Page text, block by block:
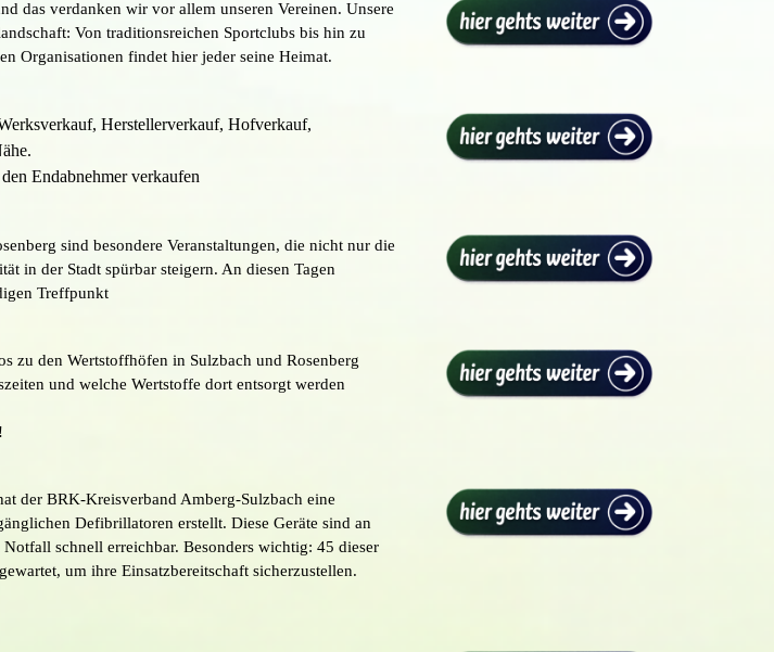
das verdanken wir vor allem unseren Vereinen. Unsere
Von traditionsreichen Sportclubs bis hin zu
Organisationen findet hier jeder seine Heimat.
Herstellerverkauf, Hofverkauf,
Endabnehmer verkaufen
sind besondere Veranstaltungen, die nicht nur die
in der Stadt spürbar steigern. An diesen Tagen
Treffpunkt
zu den Wertstoffhöfen in Sulzbach und Rosenberg
und welche Wertstoffe dort entsorgt werden
der BRK-Kreisverband Amberg-Sulzbach eine
Defibrillatoren erstellt. Diese Geräte sind an
schnell erreichbar. Besonders wichtig: 45 dieser
um ihre Einsatzbereitschaft sicherzustellen.